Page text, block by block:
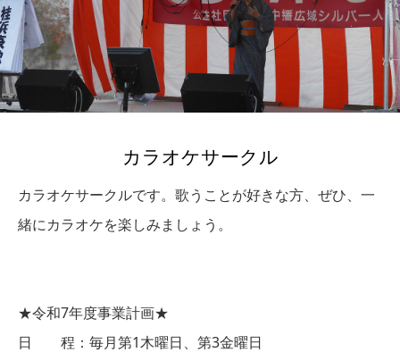
カラオケサークル
カラオケサークルです。歌うことが好きな方、ぜひ、一
緒にカラオケを楽しみましょう。
★令和7年度事業計画★
日 程：毎月第1木曜日、第3金曜日
お仕事依頼の方へ